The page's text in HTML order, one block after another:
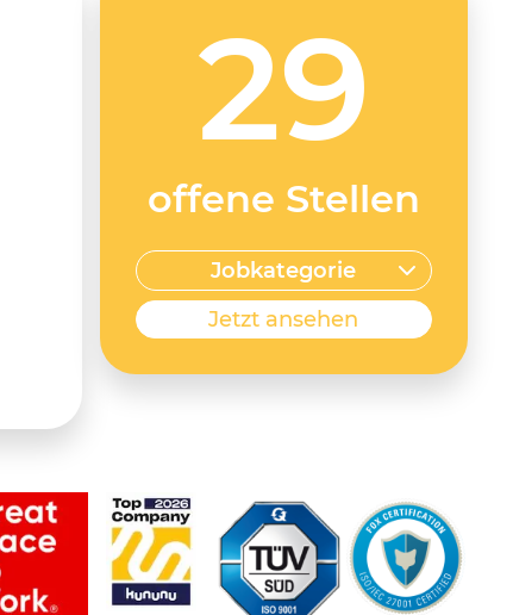
29
offene Stellen
Jobkategorie
Jetzt ansehen